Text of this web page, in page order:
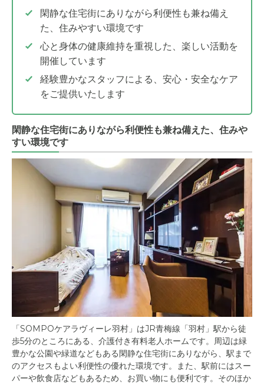
閑静な住宅街にありながら利便性も兼ね備え
た、住みやすい環境です
心と身体の健康維持を重視した、楽しい活動を
開催しています
経験豊かなスタッフによる、安心・安全なケア
をご提供いたします
閑静な住宅街にありながら利便性も兼ね備えた、住みや
すい環境です
「SOMPOケアラヴィーレ羽村」はJR青梅線「羽村」駅から徒
歩5分のところにある、介護付き有料老人ホームです。周辺は緑
豊かな公園や緑道などもある閑静な住宅街にありながら、駅まで
のアクセスもよい利便性の優れた環境です。また、駅前にはスー
パーや飲食店などもあるため、お買い物にも便利です。そのほか